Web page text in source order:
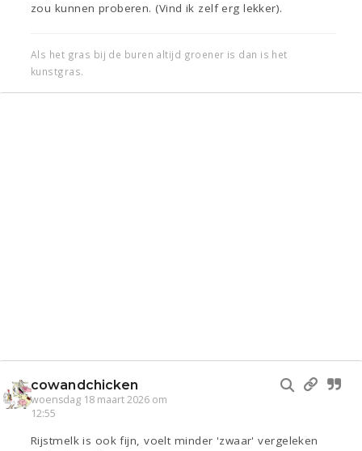
zou kunnen proberen. (Vind ik zelf erg lekker).
Als het gras bij de buren altijd groener is dan is het
kunstgras.
cowandchicken
woensdag 18 maart 2026 om
12:55
Rijstmelk is ook fijn, voelt minder 'zwaar' vergeleken